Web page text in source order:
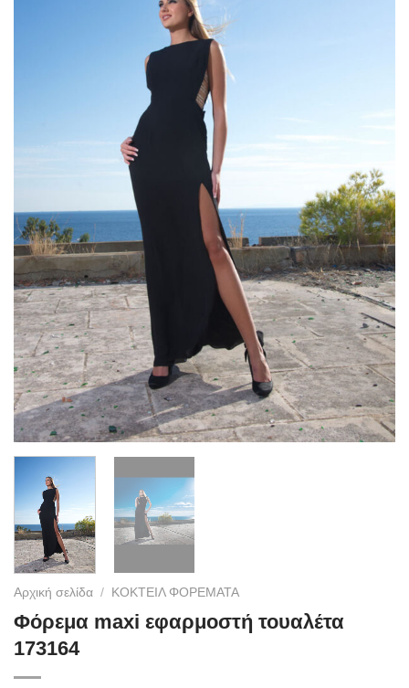
Αρχική σελίδα / ΚΟΚΤΕΙΛ ΦΟΡΕΜΑΤΑ
Φόρεμα maxi εφαρμοστή τουαλέτα
173164